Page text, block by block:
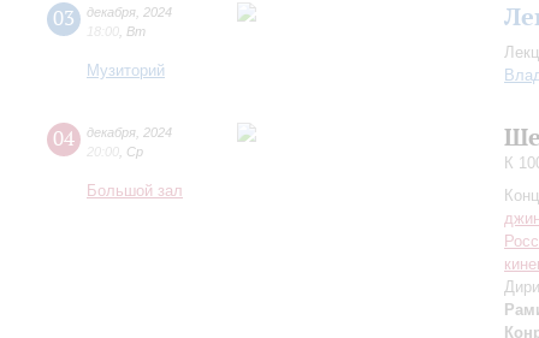
03 декабря 2024
18:00 Вт
Музиторий
04 декабря 2024
20:00 Ср
Большой зал
К